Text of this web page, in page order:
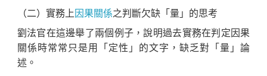
（二）實務上 因果關係之判斷欠缺「量」的思考
劉法官在這邊舉了兩個例子，說明過去實務在判定因果
關係時常常只是用「定性」的文字，缺乏對「量」論
述。